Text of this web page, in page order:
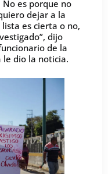
No es porque no
dejar a la
es cierta o no,
dijo
de la
le dio la noticia.